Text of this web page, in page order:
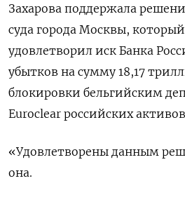
Захарова поддержала
суда города Москвы,
удовлетворил иск Банка
убытков на сумму 18,17
блокировки бельгийским
Euroclear российских
«Удовлетворены данным
она.